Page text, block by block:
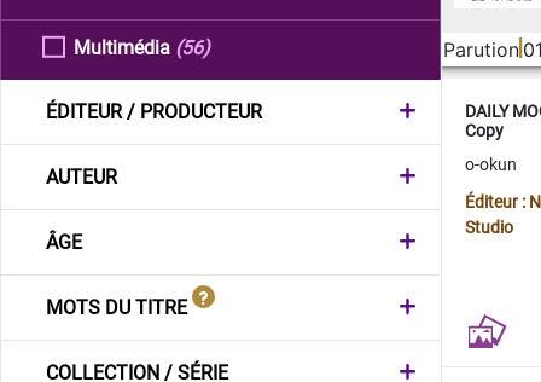
Multimédia (56)
ÉDITEUR / PRODUCTEUR
AUTEUR
ÂGE
MOTS DU TITRE
COLLECTION / SÉRIE
Parution
DAILY
Copy
o-okun
Éditeur :
Studio